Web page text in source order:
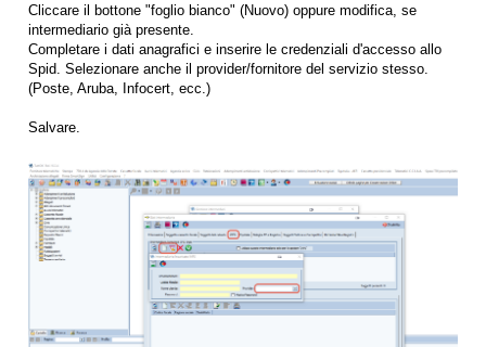
Cliccare il bottone "foglio bianco" (Nuovo) oppure modifica, se
intermediario già presente.
Completare i dati anagrafici e inserire le credenziali d'accesso allo
Spid. Selezionare anche il provider/fornitore del servizio stesso.
(Poste, Aruba, Infocert, ecc.)
Salvare.